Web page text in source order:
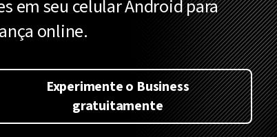
em seu celular Android para
online.
Experimente o Business
gratuitamente